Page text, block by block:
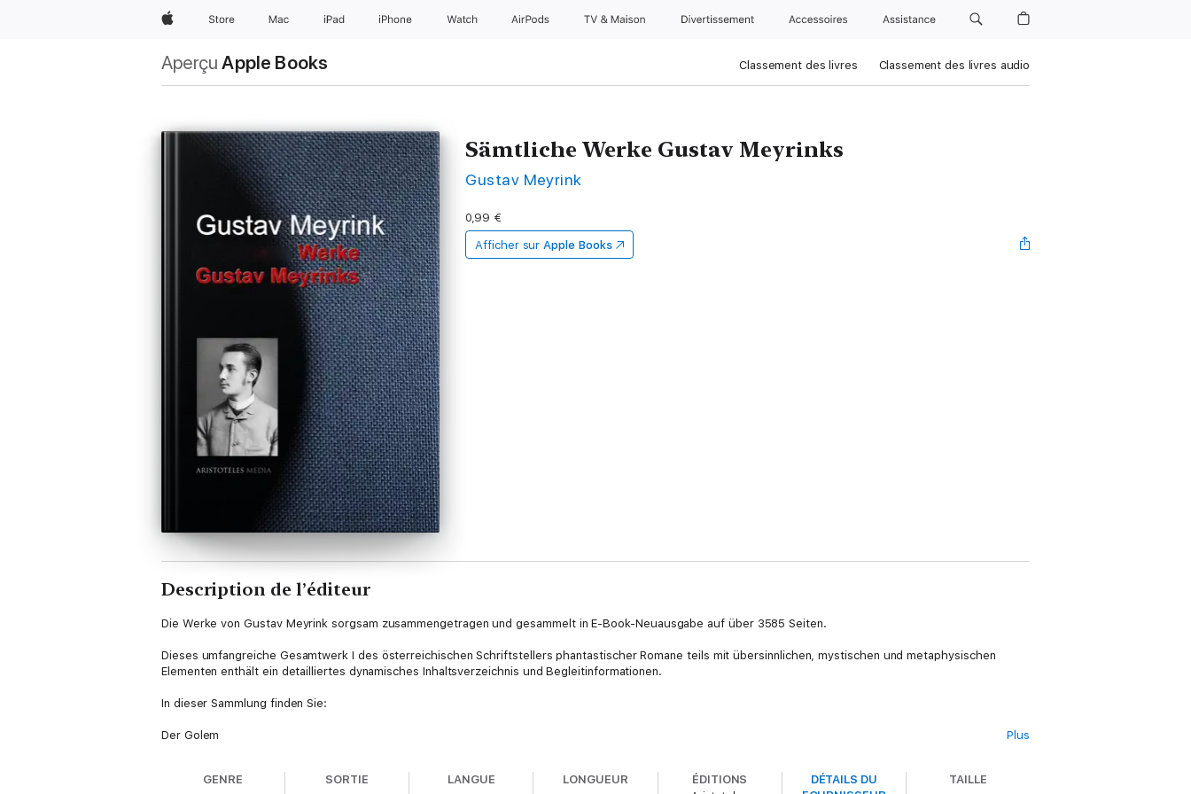
AppleStore Mac iPad iPhone Watch AirPods TV & Maison Divertissements Accessoires Assistance
Aperçu Apple Books Classement des livres Classement des livres audio
Sämtliche Werke Gustav Meyrinks
Gustav Meyrink
0,99 €
Afficher sur Apple Books
Description de l’éditeur
Die Werke von Gustav Meyrink sorgsam zusammengetragen und gesammelt in E-Book-Neuausgabe auf über 3585 Seiten.
Dieses umfangreiche Gesamtwerk I des österreichischen Schriftstellers phantastischer Romane teils mit übersinnlichen, mystischen und metaphysischen
Elementen enthält ein detailliertes dynamisches Inhaltsverzeichnis und Begleitinformationen.
In dieser Sammlung finden Sie:
Der Golem
Das grüne Gesicht
Plus
GENRE SORTIE LANGUE LONGUEUR ÉDITIONS
DÉTAILS DU
TAILLE